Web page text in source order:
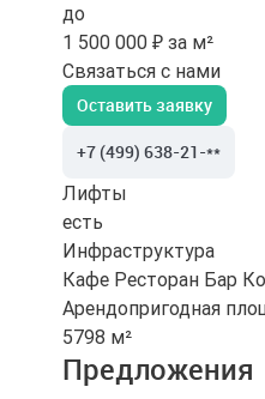
до
1 500 000 ₽ за м²
Связаться с нами
Оставить заявку
+7 (499) 638-21-**
Лифты
есть
Инфраструктура
Кафе Ресторан Бар
Арендопригодная
5798 м²
Предложения